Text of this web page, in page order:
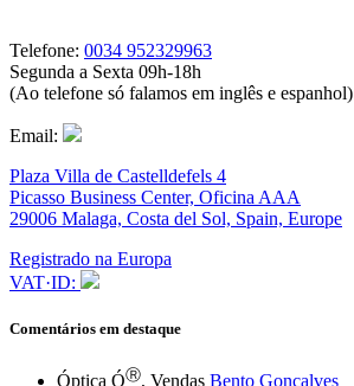
Telefone: 0034 952329963
Segunda a Sexta 09h-18h
(Ao telefone só falamos em inglês e espanhol)
Email:
Plaza Villa de Castelldefels 4
Picasso Business Center, Oficina AAA
29006 Malaga, Costa del Sol, Spain, Europe
Registrado na Europa
VAT·ID:
Comentários em destaque
Óptica ÓⓇ, Vendas Bento Gonçalves